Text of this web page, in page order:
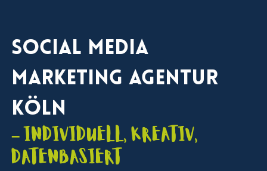
Social Media
Marketing Agentur
Köln
– individuell, kreativ,
datenbasiert